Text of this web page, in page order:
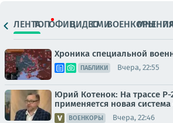
ЛЕНТАТОПОФИЦ.ВИДЕОСМИВОЕНКОРЫ
Хроника специальной
ПАБЛИКИ Вчера, 22:55
Юрий Котенок: На трассе
применяется новая
ВОЕНКОРЫ Вчера, 22:46